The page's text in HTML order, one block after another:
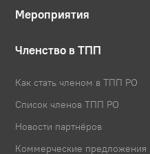
Мероприятия
Членство в ТПП
Как стать членом в ТПП РО
Список членов ТПП РО
Новости партнёров
Коммерческие предложения